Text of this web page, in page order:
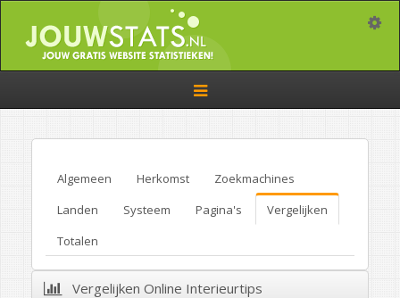
Toggle
navigation
Algemeen Herkomst
Zoekmachines
Landen
Systeem Pagina's
Vergelijken
Totalen
Vergelijken Online Interieurtips